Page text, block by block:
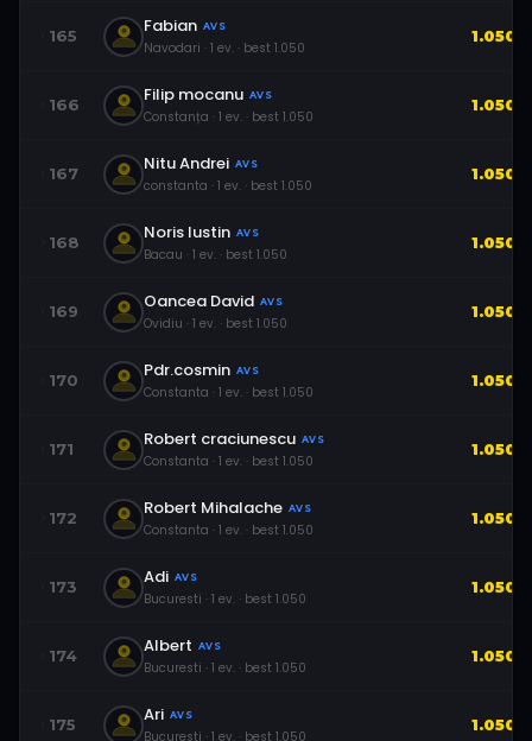
165 Fabian AVS
Navodari · 1 ev. · best 1.050
1.050
166 Filip mocanu AVS
Constanța · 1 ev. · best 1.050
1.050
167 Nitu Andrei AVS
constanta · 1 ev. · best 1.050
1.050
168 Noris Iustin AVS
Bacau · 1 ev. · best 1.050
1.050
169 Oancea David AVS
Ovidiu · 1 ev. · best 1.050
1.050
170 Pdr.cosmin AVS
Constanta · 1 ev. · best 1.050
1.050
171 Robert craciunescu AVS
Constanta · 1 ev. · best 1.050
1.050
172 Robert Mihalache AVS
Constanta · 1 ev. · best 1.050
1.050
173 Adi AVS
Bucuresti · 1 ev. · best 1.050
1.050
174 Albert AVS
Bucuresti · 1 ev. · best 1.050
1.050
175 Ari AVS
Bucuresti · 1 ev. · best 1.050
1.050